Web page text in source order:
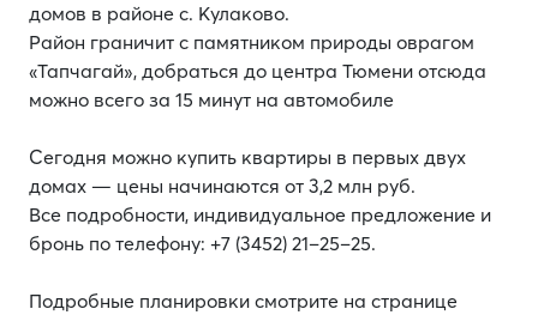
домов в районе с. Кулаково.
Район граничит с памятником природы оврагом
«Тапчагай», добраться до центра Тюмени отсюда
можно всего за 15 минут на автомобиле
Сегодня можно купить квартиры в первых двух
домах — цены начинаются от 3,2 млн руб.
Все подробности, индивидуальное предложение и
бронь по телефону: +7 (3452) 21–25–25.
Подробные планировки смотрите на странице